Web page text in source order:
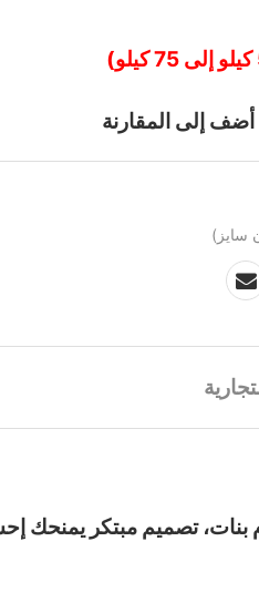
أضف إلى المقارنة
سايز)
تصميم مبتكر يمنحك